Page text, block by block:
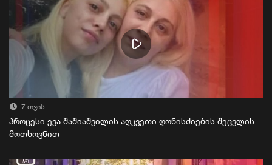
7 თვის
პროცესი ევა შაშიაშვილის აღკვეთი ღონისძიების შეცვლის
მოთხოვნით